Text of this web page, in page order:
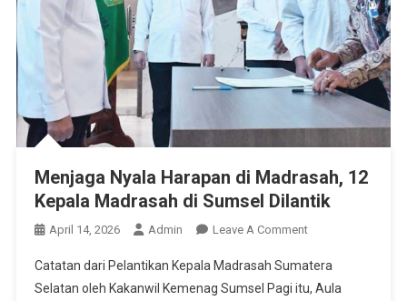
Menjaga Nyala Harapan di Madrasah, 12
Kepala Madrasah di Sumsel Dilantik
April 14, 2026 Admin Leave A CommentOn
Nyala
Harapan
Catatan dari Pelantikan Kepala Madrasah Sumatera
Selatan oleh Kakanwil Kemenag Sumsel Pagi itu, Aula